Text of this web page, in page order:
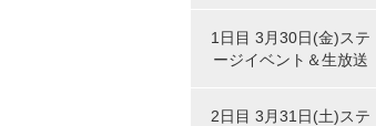
1日目 3月30日(金)ステ
ージイベント＆生放送
2日目 3月31日(土)ステ